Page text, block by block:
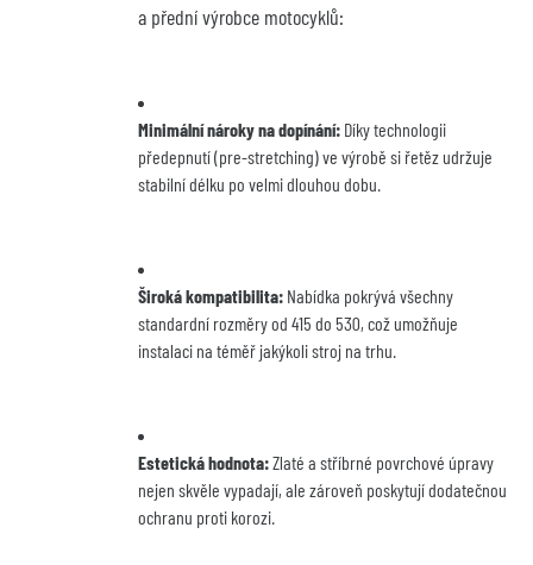
a přední výrobce motocyklů:
Minimální nároky na dopínání: Díky technologii
předepnutí (pre-stretching) ve výrobě si řetěz udržuje
stabilní délku po velmi dlouhou dobu.
Široká kompatibilita: Nabídka pokrývá všechny
standardní rozměry od 415 do 530, což umožňuje
instalaci na téměř jakýkoli stroj na trhu.
Estetická hodnota: Zlaté a stříbrné povrchové úpravy
nejen skvěle vypadají, ale zároveň poskytují dodatečnou
ochranu proti korozi.